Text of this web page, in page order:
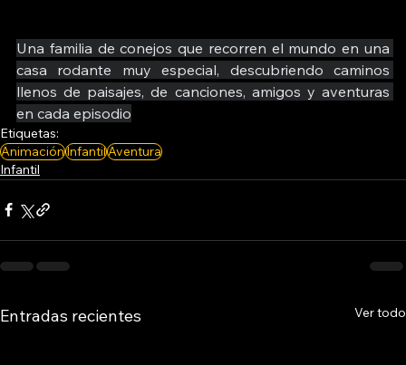
Una familia de conejos que recorren el mundo en una
casa rodante muy especial, descubriendo caminos
llenos de paisajes, de canciones, amigos y aventuras
en cada episodio
Etiquetas:
AnimaciónInfantilAventura
Infantil
Entradas recientes Ver todo